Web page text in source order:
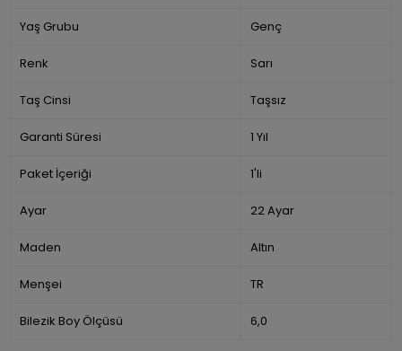
Yaş Grubu Genç
Renk Sarı
Taş Cinsi Taşsız
Garanti Süresi 1 Yıl
Paket İçeriği 1'li
Ayar 22 Ayar
Maden Altın
Menşei TR
Bilezik Boy Ölçüsü 6,0